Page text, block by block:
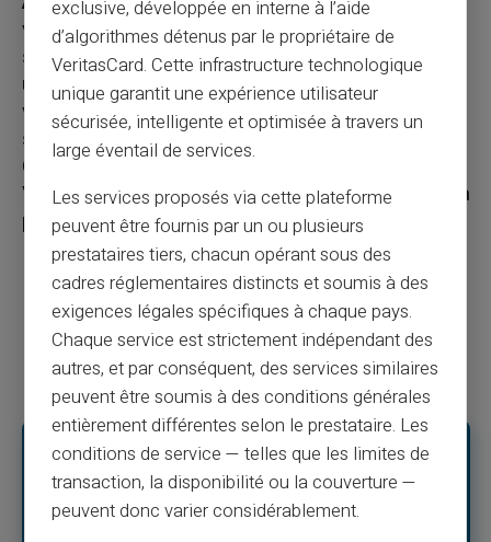
vous devez vous assurer que vous êtes sur un
site Web légitime, en particulier lorsque vous
utilisez vos informations d’identification pour
vous connecter et effectuer des actions
sensibles telles que des transferts d’argent.
C’est très simple : ajoutez le site Web
Veritascard à vos favoris et utilisez ce signet à la
place des liens que vous pourriez recevoir.
Veritas Card recommande une sensibilisation accrue et des mesures
escroqueries par phishing par clonage. En restant informés et en
faisant preuve de prudence dans les interactions en ligne, les
individus peuvent atténuer les risques posés par ces menaces
exclusive, développée en interne à l’aide
d’algorithmes détenus par le propriétaire de
VeritasCard. Cette infrastructure technologique
unique garantit une expérience utilisateur
sécurisée, intelligente et optimisée à travers un
large éventail de services.
Les services proposés via cette plateforme
peuvent être fournis par un ou plusieurs
prestataires tiers, chacun opérant sous des
cadres réglementaires distincts et soumis à des
exigences légales spécifiques à chaque pays.
Chaque service est strictement indépendant des
autres, et par conséquent, des services similaires
peuvent être soumis à des conditions générales
entièrement différentes selon le prestataire. Les
conditions de service — telles que les limites de
transaction, la disponibilité ou la couverture —
peuvent donc varier considérablement.